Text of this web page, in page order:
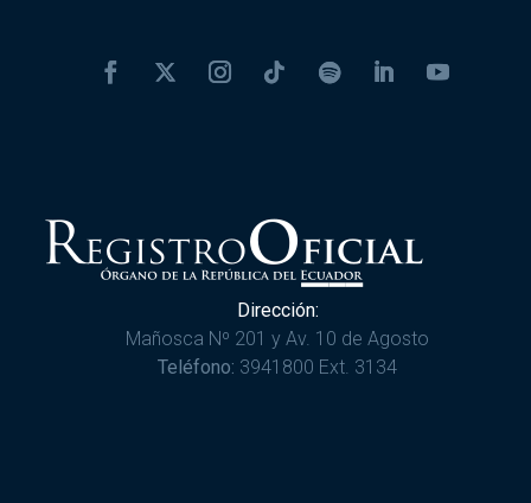
Dirección:
Mañosca Nº 201 y Av. 10 de Agosto
Teléfono: 3941800 Ext. 3134